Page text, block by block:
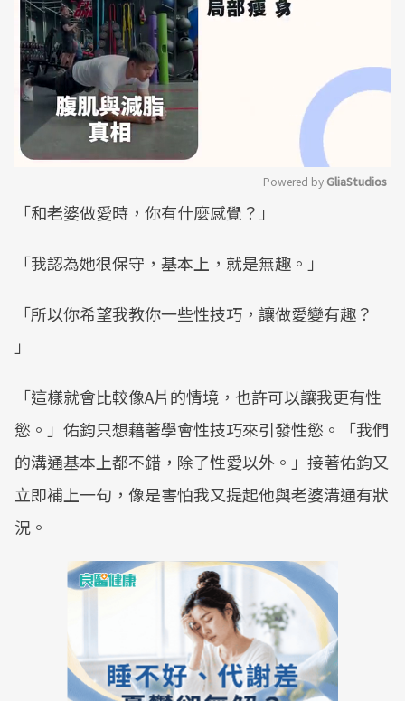
Powered by GliaStudios
「和老婆做愛時，你有什麼感覺？」
「我認為她很保守，基本上，就是無趣。」
「所以你希望我教你一些性技巧，讓做愛變有趣？
」
「這樣就會比較像A片的情境，也許可以讓我更有性
慾。」佑鈞只想藉著學會性技巧來引發性慾。「我們
的溝通基本上都不錯，除了性愛以外。」接著佑鈞又
立即補上一句，像是害怕我又提起他與老婆溝通有狀
況。